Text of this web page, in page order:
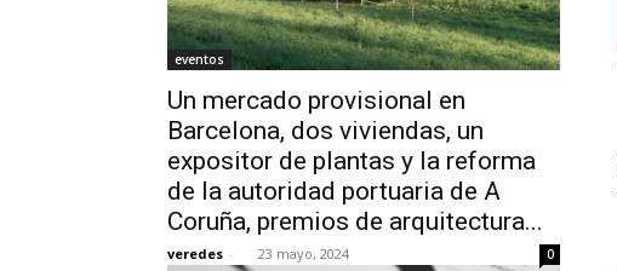
eventos
Un mercado provisional en
Barcelona, dos viviendas, un
expositor de plantas y la reforma
de la autoridad portuaria de A
Coruña, premios de arquitectura...
veredes - 23 mayo, 2024 0